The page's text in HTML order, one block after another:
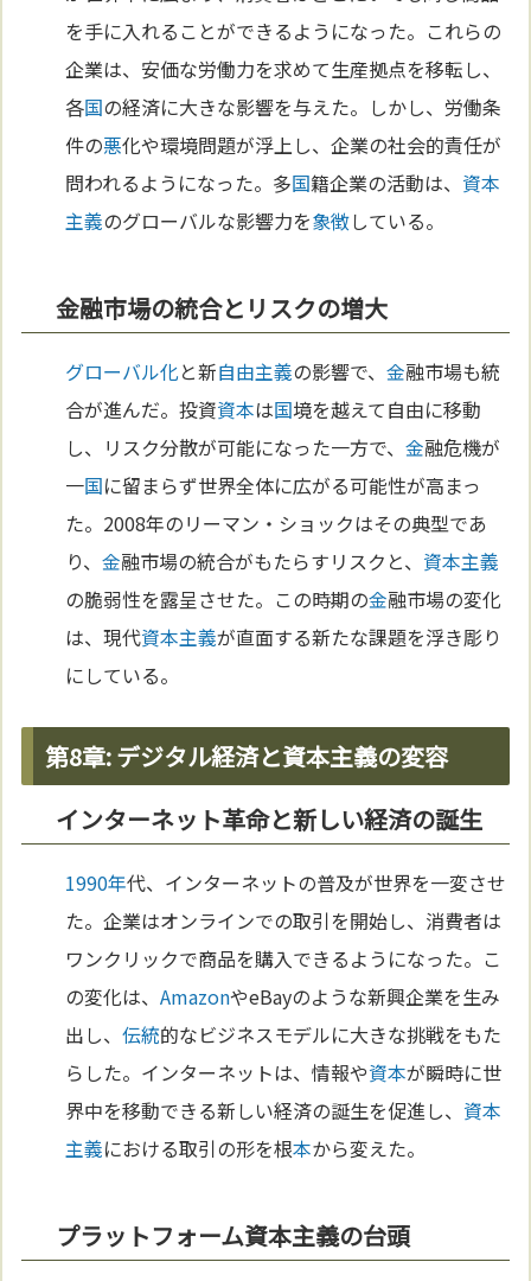
を手に入れることができるようになった。これらの
企業は、安価な労働力を求めて生産拠点を移転し、
各国の経済に大きな影響を与えた。しかし、労働条
件の悪化や環境問題が浮上し、企業の社会的責任が
問われるようになった。多国籍企業の活動は、 資本
主義のグローバルな影響力を象徴している。
金融市場の統合とリスクの増大
グローバル化と新自由主義の影響で、金融市場も統
合が進んだ。投資資本は国境を越えて自由に移動
し、リスク分散が可能になった一方で、金融危機が
一国に留まらず世界全体に広がる可能性が高まっ
た。2008年のリーマン・ショックはその典型であ
り、金融市場の統合がもたらすリスクと、 資本主義
の脆弱性を露呈させた。この時期の金融市場の変化
は、現代資本主義が直面する新たな課題を浮き彫り
にしている。
第8章: デジタル経済と資本主義の変容
インターネット革命と新しい経済の誕生
1990年代、インターネットの普及が世界を一変させ
た。企業はオンラインでの取引を開始し、消費者は
ワンクリックで商品を購入できるようになった。こ
の変化は、AmazonやeBayのような新興企業を生み
出し、伝統的なビジネスモデルに大きな挑戦をもた
らした。インターネットは、情報や資本が瞬時に世
界中を移動できる新しい経済の誕生を促進し、 資本
主義における取引の形を根本から変えた。
プラットフォーム資本主義の台頭